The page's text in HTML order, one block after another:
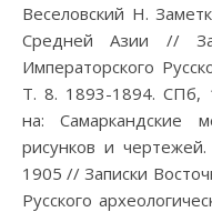
Веселовский Н.
Средней Азии //
Императорского
Т. 8. 1893-1894. СПб,
на: Самаркандские
рисунков и
1905 // Записки
Русского